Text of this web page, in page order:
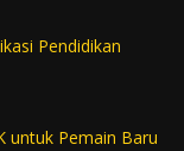
Pendidikan
untuk Pemain Baru